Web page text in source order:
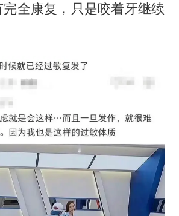
全康复，只是咬着牙继续